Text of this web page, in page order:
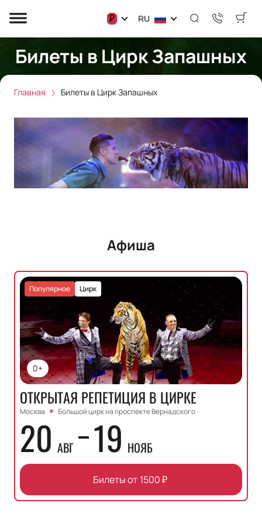
₽ RU
Билеты в Цирк Запашных
Главная Билеты в Цирк Запашных
Афиша
0+
Цирк
Популярное
ОТКРЫТАЯ РЕПЕТИЦИЯ В ЦИРКЕ
Москва Большой цирк на проспекте Вернадского
20 АВГ 19 НОЯБ
Билеты от 1500₽